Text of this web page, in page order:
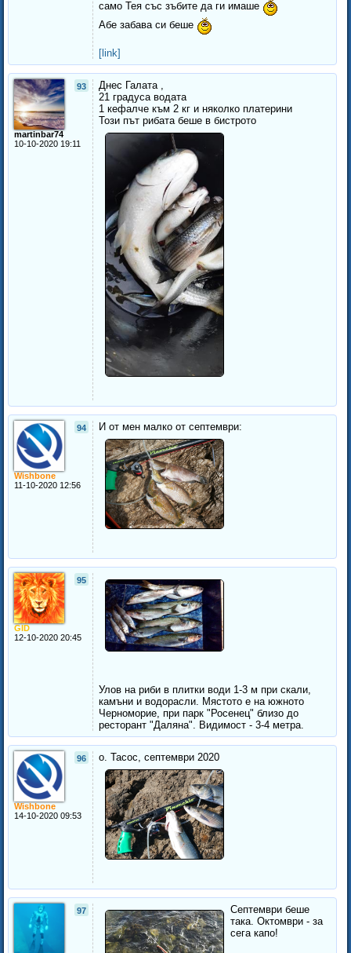
само Тея със зъбите да ги имаше
Абе забава си беше
[link]
93
martinbar74
10-10-2020 19:11
Днес Галата ,
21 градуса водата
1 кефалче към 2 кг и няколко платерини
Този път рибата беше в бистрото
94
Wishbone
11-10-2020 12:56
И от мен малко от септември:
95
GID
12-10-2020 20:45
Улов на риби в плитки води 1-3 м при скали,
камъни и водорасли. Мястото е на южното
Черноморие, при парк "Росенец" близо до
ресторант "Даляна". Видимост - 3-4 метра.
96
Wishbone
14-10-2020 09:53
о. Тасос, септември 2020
97
Септември беше
така. Октомври - за
сега капо!